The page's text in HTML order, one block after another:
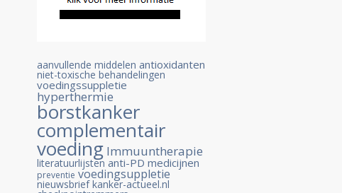
aanvullende middelen antioxidanten
niet-toxische behandelingen
voedingssuppletie
hyperthermie
borstkanker
complementair
voeding Immuuntherapie
literatuurlijsten anti-PD medicijnen
preventie voedingsuppletie
nieuwsbrief kanker-actueel.nl